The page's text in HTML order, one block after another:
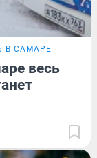
В САМАРЕ
весь